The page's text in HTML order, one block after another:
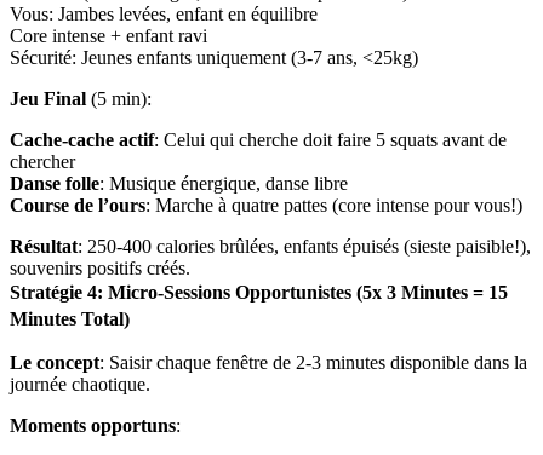
Vous: Jambes levées, enfant en équilibre
Core intense + enfant ravi
Sécurité: Jeunes enfants uniquement (3-7 ans, <25kg)
Jeu Final (5 min):
Cache-cache actif: Celui qui cherche doit faire 5 squats avant de
chercher
Danse folle: Musique énergique, danse libre
Course de l’ours: Marche à quatre pattes (core intense pour vous!)
Résultat: 250-400 calories brûlées, enfants épuisés (sieste paisible!),
souvenirs positifs créés.
Stratégie 4: Micro-Sessions Opportunistes (5x 3 Minutes = 15
Minutes Total)
Le concept: Saisir chaque fenêtre de 2-3 minutes disponible dans la
journée chaotique.
Moments opportuns: